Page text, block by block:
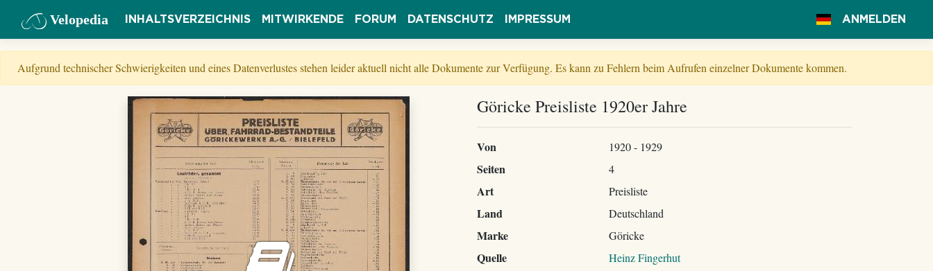
Velopedia INHALTSVERZEICHNIS MITWIRKENDE FORUM DATENSCHUTZ IMPRESSUM ANMELDEN
Aufgrund technischer Schwierigkeiten und eines Datenverlustes stehen leider aktuell nicht alle Dokumente zur Verfügung. Es kann zu Fehlern beim Aufrufen einzelner Dokumente kommen.
Göricke Preisliste 1920er Jahre
Von 1920 - 1929
Seiten 4
Art Preisliste
Land Deutschland
Marke Göricke
Quelle Heinz Fingerhut